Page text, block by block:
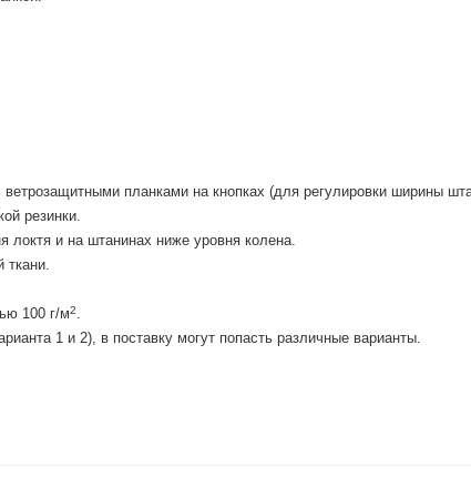
планками на кнопках (для регулировки ширины
резинки.
и на штанинах ниже уровня колена.
ткани.
100 г/м2.
1 и 2), в поставку могут попасть различные варианты.